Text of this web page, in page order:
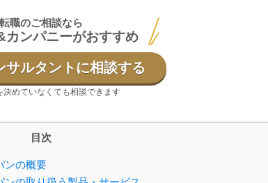
転職のご相談なら
カンパニーがおすすめ
サルタントに相談する
決めていなくても相談できます
目次
ンの概要